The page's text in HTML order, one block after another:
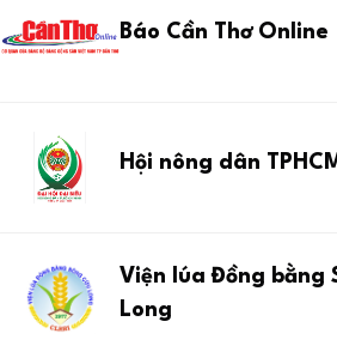
Báo Cần Thơ Online
Hội nông dân
Viện lúa Đồng bằng
Long